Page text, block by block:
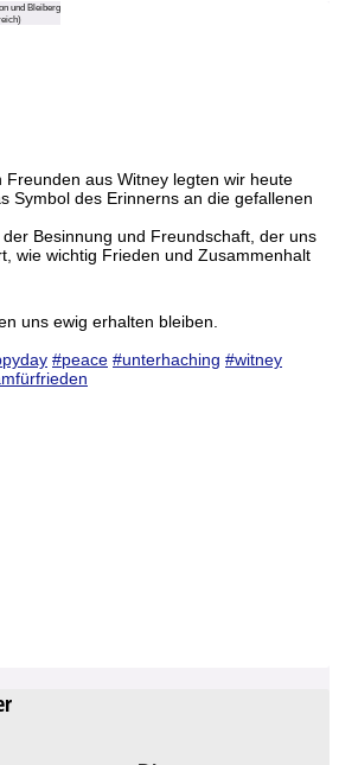
und Bleiberg
aus Witney legten wir heute
Symbol des Erinnerns an die gefallenen
Besinnung und Freundschaft, der uns
wie wichtig Frieden und Zusammenhalt
uns ewig erhalten bleiben.
#peace #unterhaching #witney